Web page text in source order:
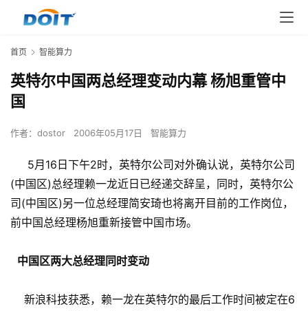
首页 智能算力
英特尔中国两总经理变动内幕 杨旭重管中
国
作者： dostor 2006年05月17日 智能算力
5月16日下午2时，英特尔公司对外确认说，英特尔公司
(中国区)总经理赖一龙近日已经递交辞呈，同时，英特尔公
司(中国区)另一位总经理简安琦也将离开目前的工作岗位，
前中国总经理杨旭重新接管中国市场。
中国区两大总经理同时变动
新浪科技获悉，赖一龙在英特尔的最后工作时间被定在6